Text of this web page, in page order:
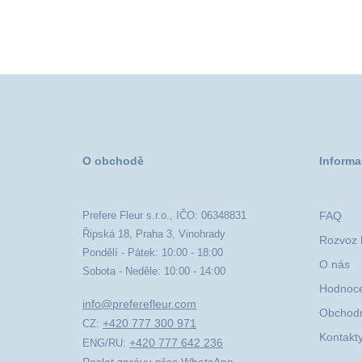
O obchodě
Prefere Fleur s.r.o., IČO: 06348831
Řipská 18, Praha 3, Vinohrady
Pondělí - Pátek: 10:00 - 18:00
Sobota - Neděle: 10:00 - 14:00
info@preferefleur.com
CZ: +420 777 300 971
ENG/RU: +420 777 642 236
FAQ
Rozvoz
O nás